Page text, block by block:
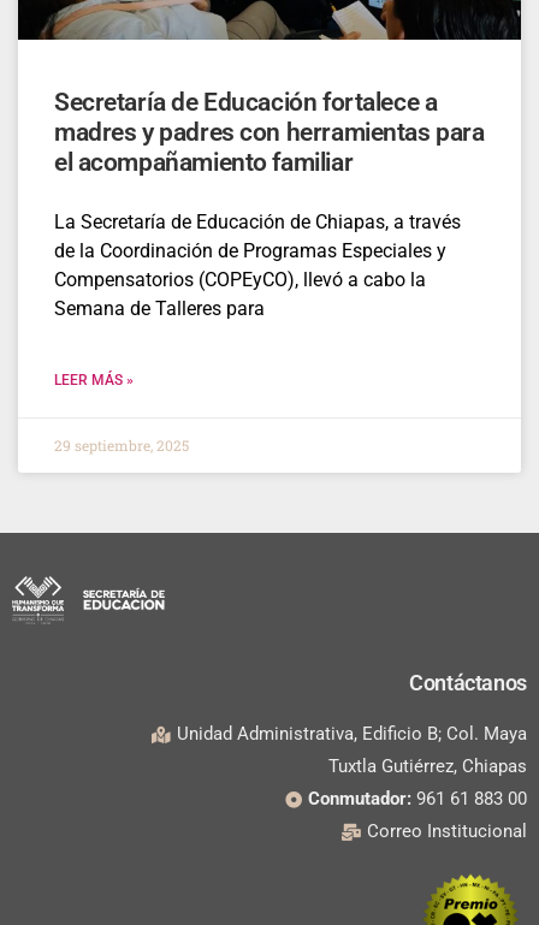
Secretaría de Educación fortalece a
madres y padres con herramientas para
el acompañamiento familiar
La Secretaría de Educación de Chiapas, a través
de la Coordinación de Programas Especiales y
Compensatorios (COPEyCO), llevó a cabo la
Semana de Talleres para
LEER MÁS »
29 septiembre, 2025
Contáctanos
Unidad Administrativa, Edificio B; Col. Maya
Tuxtla Gutiérrez, Chiapas
Conmutador: 961 61 883 00
Correo Institucional